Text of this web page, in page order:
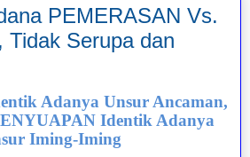
PEMERASAN Vs.
Tidak Serupa dan
Adanya Unsur Ancaman,
Identik Adanya
Iming-Iming